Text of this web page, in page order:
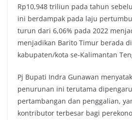
Rp10,948 triliun pada tahun
ini berdampak pada laju
turun dari 6,06% pada 2022
menjadikan Barito Timur berada
kabupaten/kota se-Kalimantan
Pj Bupati Indra Gunawan
penurunan ini terutama
pertambangan dan penggalian,
kontributor terbesar bagi